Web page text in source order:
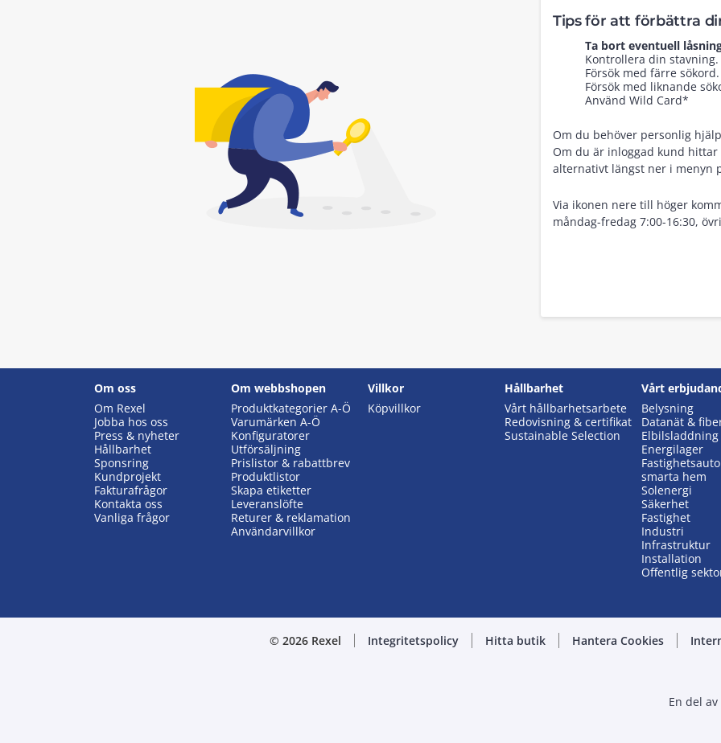
Tips för att förbättra
Ta bort eventuell
Kontrollera din stavning.
Försök med färre sökord.
Försök med liknande
Använd Wild Card*
Om du behöver personlig
Om du är inloggad kund
alternativt längst ner i menyn
Via ikonen nere till höger
måndag-fredag 7:00-16:30,
Om oss
Om Rexel
Jobba hos oss
Press & nyheter
Hållbarhet
Sponsring
Kundprojekt
Fakturafrågor
Kontakta oss
Vanliga frågor
Om webbshopen
Produktkategorier A-Ö
Varumärken A-Ö
Konfiguratorer
Utförsäljning
Prislistor & rabattbrev
Produktlistor
Skapa etiketter
Leveranslöfte
Returer & reklamation
Användarvillkor
Villkor
Köpvillkor
Hållbarhet
Vårt hållbarhetsarbete
Redovisning & certifikat
Sustainable Selection
Vårt
Belysning
Datanät &
Elbilsladdning
Energilager
smarta hem
Solenergi
Säkerhet
Fastighet
Industri
Infrastruktur
Installation
Offentlig
© 2026 Rexel Integritetspolicy Hitta butik Hantera Cookies
En del